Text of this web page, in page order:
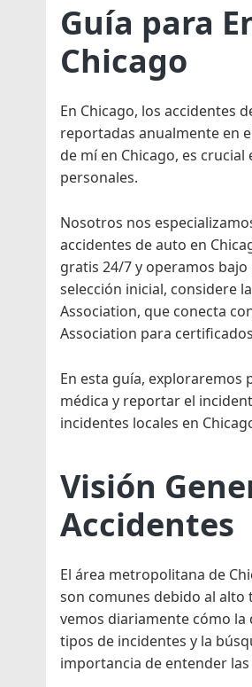
Guía para
Chicago
En Chicago, los accidentes
reportadas anualmente en
de mí en Chicago, es
personales.
Nosotros nos
accidentes de auto en
gratis 24/7 y operamos
selección inicial, considere
Association, que conecta
Association para
En esta guía, exploraremos
médica y reportar el
incidentes locales en
Visión
Accidentes
El área metropolitana de
son comunes debido al alto
vemos diariamente cómo la
tipos de incidentes y la
importancia de entender